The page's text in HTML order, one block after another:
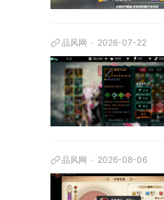
品风网 2026-07-22
品风网 2026-08-06